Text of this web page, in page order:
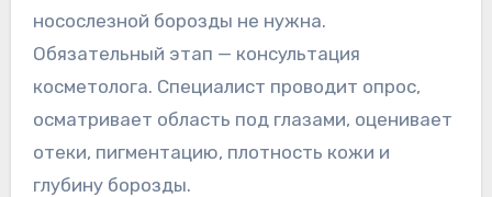
носослезной борозды не нужна.
Обязательный этап — консультация
косметолога. Специалист проводит опрос,
осматривает область под глазами, оценивает
отеки, пигментацию, плотность кожи и
глубину борозды.